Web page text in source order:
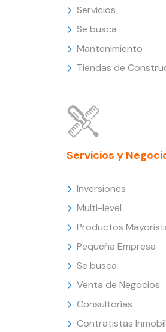
Servicios
Se busca
Mantenimiento
Tiendas de
Servicios y
Inversiones
Multi-level
Productos
Pequeña Empresa
Se busca
Venta de Negocios
Consultorías
Contratistas